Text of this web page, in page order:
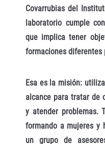
Covarrubias del
laboratorio cumple
que implica tener
formaciones diferentes
Esa es la misión:
alcance para tratar de
y atender problemas.
formando a mujeres y
un grupo de